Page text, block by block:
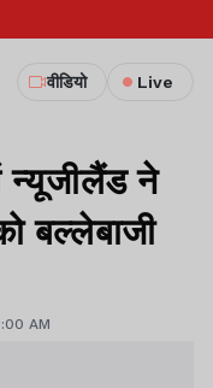
वीडियो Live
न्यूजीलैंड ने
बल्लेबाजी
AM